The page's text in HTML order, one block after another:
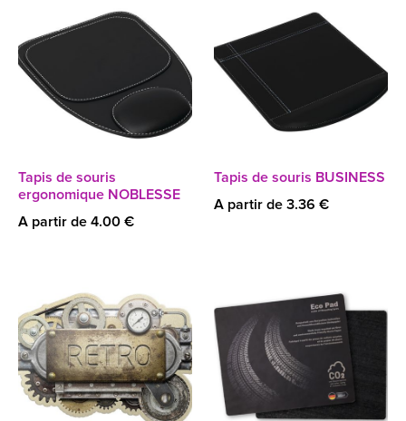
Tapis de souris
ergonomique NOBLESSE
A partir de 4.00 €
Tapis de souris BUSINESS
A partir de 3.36 €